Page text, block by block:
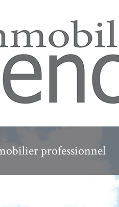
professionnel